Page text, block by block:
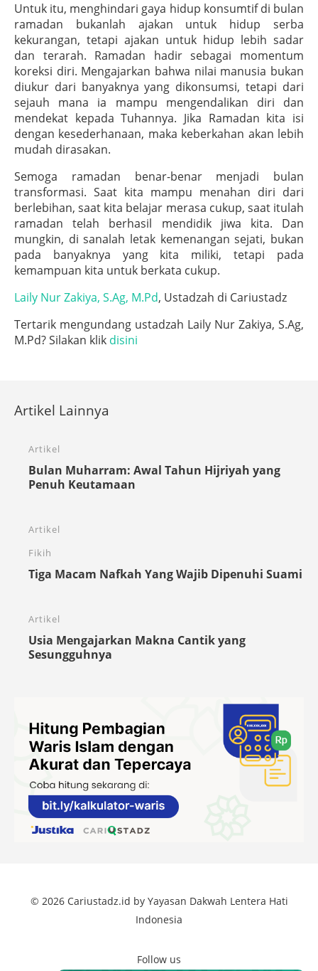
Untuk itu, menghindari gaya hidup konsumtif di bulan
ramadan bukanlah ajakan untuk hidup serba
kekurangan, tetapi ajakan untuk hidup lebih sadar
dan terarah. Ramadan hadir sebagai momentum
koreksi diri. Mengajarkan bahwa nilai manusia bukan
diukur dari banyaknya yang dikonsumsi, tetapi dari
sejauh mana ia mampu mengendalikan diri dan
mendekat kepada Tuhannya. Jika Ramadan kita isi
dengan kesederhanaan, maka keberkahan akan lebih
mudah dirasakan.
Semoga ramadan benar-benar menjadi bulan
transformasi. Saat kita mampu menahan diri dari
berlebihan, saat kita belajar merasa cukup, saat itulah
ramadan telah berhasil mendidik jiwa kita. Dan
mungkin, di sanalah letak kemenangan sejati, bukan
pada banyaknya yang kita miliki, tetapi pada
kemampuan kita untuk berkata cukup.
Laily Nur Zakiya, S.Ag, M.Pd, Ustadzah di Cariustadz
Tertarik mengundang ustadzah Laily Nur Zakiya, S.Ag,
M.Pd? Silakan klik disini
Artikel Lainnya
Artikel
Bulan Muharram: Awal Tahun Hijriyah yang
Penuh Keutamaan
Artikel
Fikih
Tiga Macam Nafkah Yang Wajib Dipenuhi Suami
Artikel
Usia Mengajarkan Makna Cantik yang
Sesungguhnya
© 2026 Cariustadz.id by Yayasan Dakwah Lentera Hati
Indonesia
Follow us